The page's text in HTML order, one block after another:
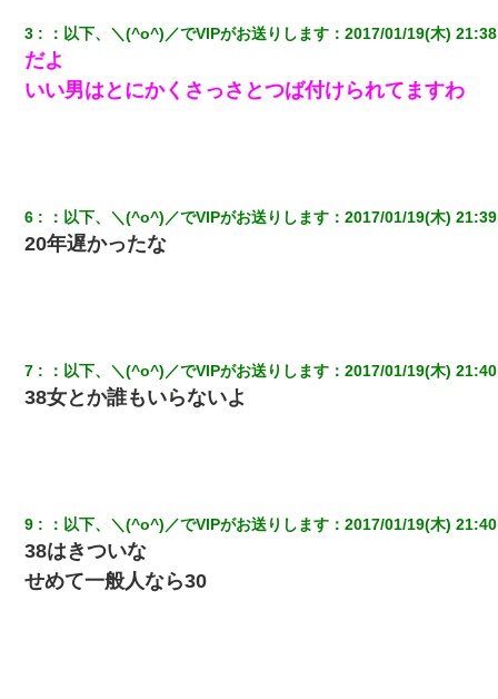
旦那の元嫁「離婚したとはいえ、私が本来の妻。許可なく結婚す
るなんてどういう神経してるの？離婚届を記入して持って来い」
→笑いが止まらなくなり・・・
10年ほど前、息子がまだ年中だった時に離婚したんだけど、一昨
年の暮れに突然息子が職場を訪ねてきた。
ｗ
お互い干渉はしないようにしましょう」→ その後に結納金の話を
したので、母が・・・
【衝撃】女友達から行為中に告白されてOKした結果
3 ： 以下、＼(^o^)／でVIPがお送りします ：2017/01/19(木)
だよ
いい男はとにかくさっさとつば付けられてますわ
6 ： 以下、＼(^o^)／でVIPがお送りします ：2017/01/19(木)
20年遅かったな
7 ： 以下、＼(^o^)／でVIPがお送りします ：2017/01/19(木)
38女とか誰もいらないよ
9 ： 以下、＼(^o^)／でVIPがお送りします ：2017/01/19(木)
38はきついな
せめて一般人なら30